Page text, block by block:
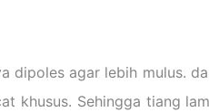
dipoles agar lebih mulus.
khusus. Sehingga tiang